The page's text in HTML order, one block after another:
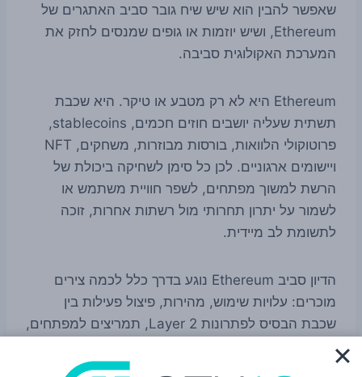
שאפשר להבין הוא שיש שיח גובר סביב האתגרים של
Ethereum, ושיש יוזמות או גופים שמנסים לחזק את
המערכת האקולוגית סביבה.
Ethereum היא לא רק מטבע או טיקר. היא שכבת
תשתית שעליה יושבים חוזים חכמים, stablecoins,
פרוטוקולי הלוואות, בורסות מבוזרות, משחקים, NFT
ויישומים ארגוניים. לכן כל סימן לשחיקה ביכולת של
הרשת למשוך מפתחים, לשפר חוויית משתמש או
לשמור על יתרון תחרותי מול רשתות אחרות, זוכה
לתשומת לב מיידית.
הדיון סביב Ethereum נוגע בדרך כלל לכמה צירים
מוכרים: עלויות שימוש, מהירות, פיצול פעילות בין
שכבת הבסיס לפתרונות Layer 2, תמריצים למפתחים,
שמבקשות לספק תמיכה, מימון, תשתיות או תיאום בין